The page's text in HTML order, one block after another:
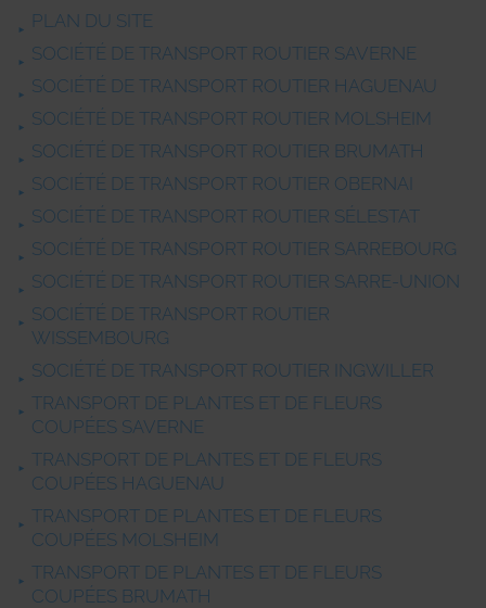
PLAN DU SITE
SOCIÉTÉ DE TRANSPORT ROUTIER SAVERNE
SOCIÉTÉ DE TRANSPORT ROUTIER HAGUENAU
SOCIÉTÉ DE TRANSPORT ROUTIER MOLSHEIM
SOCIÉTÉ DE TRANSPORT ROUTIER BRUMATH
SOCIÉTÉ DE TRANSPORT ROUTIER OBERNAI
SOCIÉTÉ DE TRANSPORT ROUTIER SÉLESTAT
SOCIÉTÉ DE TRANSPORT ROUTIER SARREBOURG
SOCIÉTÉ DE TRANSPORT ROUTIER SARRE-UNION
SOCIÉTÉ DE TRANSPORT ROUTIER
WISSEMBOURG
SOCIÉTÉ DE TRANSPORT ROUTIER INGWILLER
TRANSPORT DE PLANTES ET DE FLEURS
COUPÉES SAVERNE
TRANSPORT DE PLANTES ET DE FLEURS
COUPÉES HAGUENAU
TRANSPORT DE PLANTES ET DE FLEURS
COUPÉES MOLSHEIM
TRANSPORT DE PLANTES ET DE FLEURS
COUPÉES BRUMATH